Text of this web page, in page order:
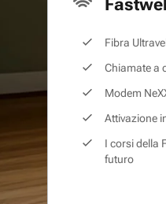
Fibra
Chiamate a
Modem
Attivazione
I corsi della
futuro